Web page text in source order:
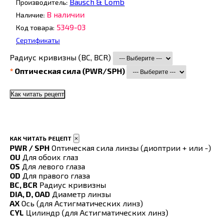
Производитель:
Наличие: В наличии
Код товара: 5349-03
Сертификаты
Радиус кривизны (BC, BCR)
Оптическая сила (PWR/SPH)
Как читать рецепт
КАК ЧИТАТЬ РЕЦЕПТ ×
PWR / SPH Оптическая сила линзы (диоптрии + или -)
OU Для обоих глаз
OS Для левого глаза
OD Для правого глаза
BC, BCR Радиус кривизны
DIA, D, OAD Диаметр линзы
AX Ось (для Астигматических линз)
CYL Цилиндр (для Астигматических линз)